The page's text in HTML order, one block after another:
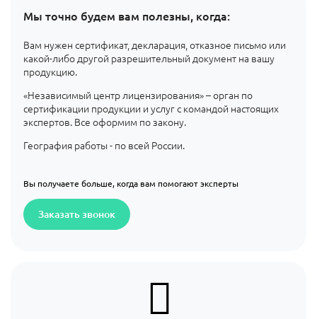
Мы точно будем вам полезны, когда:
Вам нужен сертификат, декларация, отказное письмо или
какой-либо другой разрешительный документ на вашу
продукцию.
«Независимый центр лицензирования» – орган по
сертификации продукции и услуг с командой настоящих
экспертов. Все оформим по закону.
География работы - по всей России.
Вы получаете больше, когда вам помогают эксперты
Заказать звонок